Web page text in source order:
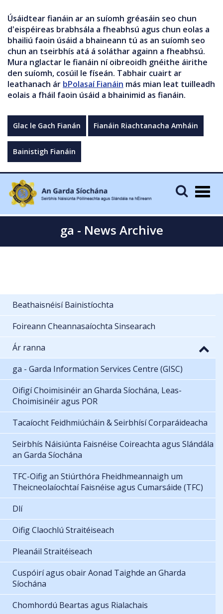
Úsáidtear fianáin ar an suíomh gréasáin seo chun
d'eispéireas brabhsála a fheabhsú agus chun eolas a
bhailiú faoin úsáid a bhaineann tú as an suíomh seo
chun an tseirbhís atá á soláthar againn a fheabhsú.
Mura nglactar le fianáin ní oibreoidh gnéithe áirithe
den suíomh, cosúil le físeán. Tabhair cuairt ar
leathanach ár bPolasaí Fianáin más mian leat tuilleadh
eolais a fháil faoin úsáid a bhainimid as fianáin.
Glac le Gach Fianán Fianáin Riachtanacha Amháin
Bainistigh Fianáin
ga - News Archive
Beathaisnéisí Bainistíochta
Foireann Cheannasaíochta Sinsearach
Ár ranna
ga - Garda Information Services Centre (GISC)
Oifigí Choimisinéir an Gharda Síochána, Leas-
Choimisinéir agus POR
Tacaíocht Feidhmiúcháin & Seirbhísí Corparáideacha
Seirbhís Náisiúnta Faisnéise Coireachta agus Slándála
an Garda Síochána
TFC-Oifig an Stiúrthóra Fheidhmeannaigh um
Theicneolaíochtaí Faisnéise agus Cumarsáide (TFC)
Dlí
Oifig Claochlú Straitéiseach
Pleanáil Straitéiseach
Cuspóirí agus obair Aonad Taighde an Gharda
Síochána
Chomhordú Beartas agus Rialachais